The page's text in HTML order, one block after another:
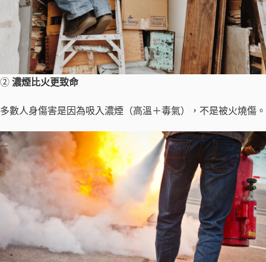
② 濃煙比火更致命
多數人身傷害是因為吸入濃煙（高溫＋毒氣），不是被火燒傷。